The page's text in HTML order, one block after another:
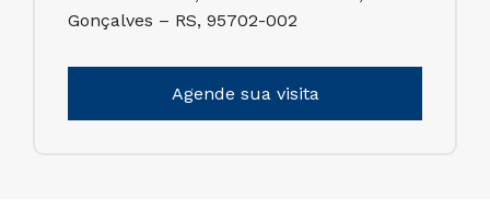
Gonçalves – RS, 95702-002
Agende sua visita